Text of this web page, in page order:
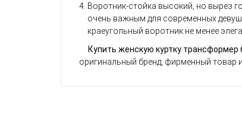
Воротник-стойка высокий, но вырез
очень важным для современных
краеугольный воротник не менее
Купить женскую куртку трансформер
оригинальный бренд, фирменный товар